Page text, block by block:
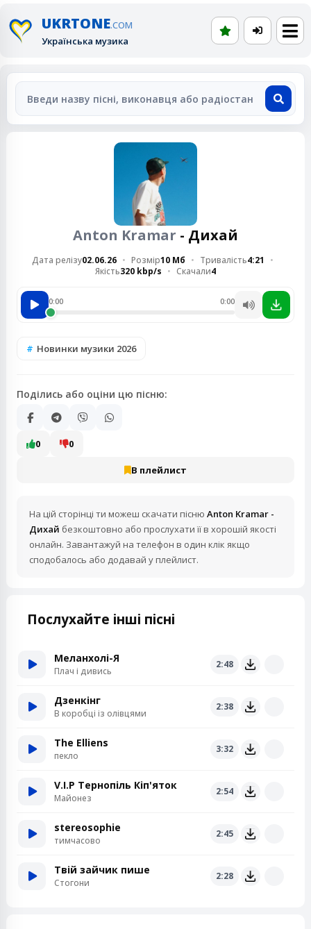
UKRTONE.COM
Українська музика
Anton Kramar - Дихай
Дата релізу02.06.26 Розмір10 Мб Тривалість4:21
Якість320 kbp/s Скачали4
0:00 0:00
Новинки музики 2026
Поділись або оціни цю пісню:
0 0
В плейлист
На цій сторінці ти можеш скачати пісню Anton Kramar -
Дихай безкоштовно або прослухати її в хорошій якості
онлайн. Завантажуй на телефон в один клік якщо
сподобалось або додавай у плейлист.
Послухайте інші пісні
Меланхолі-Я
Плач і дивись
2:48
Дзенкінг
В коробці із олівцями
2:38
The Elliens
пекло
3:32
V.I.P Тернопіль Кіп'яток
Майонез
2:54
stereosophie
тимчасово
2:45
Твій зайчик пише
Стогони
2:28